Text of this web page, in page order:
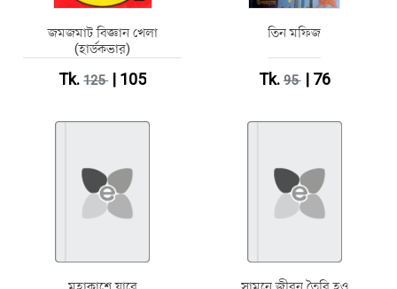
জমজমাট বিজ্ঞান খেলা
(হার্ডকভার)
Tk.125| 105
তিন মফিজ
Tk.95| 76